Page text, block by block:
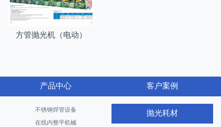
方管抛光机（电动）
产品中心
不锈钢焊管设备
在线内整平机械
客户案例
抛光耗材